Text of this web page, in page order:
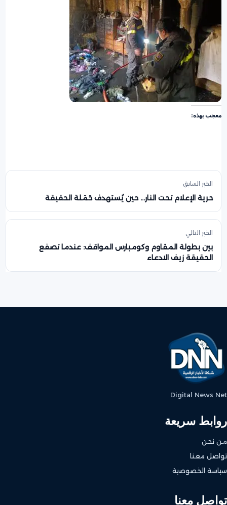
معجب بهذه:
الخبر السابق
حرية الإعلام تحت النار… حين يُستهدف حَمَلة الحقيقة
الخبر التالي
بين بطولة المقاوم وكومبارس المواقف: عندما تصفع
الحقيقة زيف الادعاء
Digital News Net
روابط سريعة
من نحن
تواصل معنا
سياسة الخصوصية
تواصل معنا